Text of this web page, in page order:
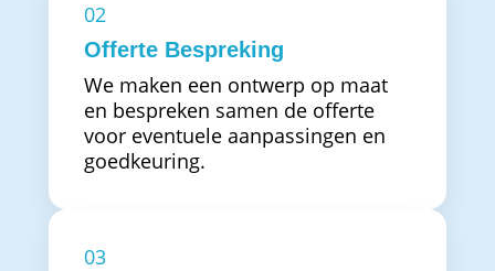
02
Offerte Bespreking
We maken een ontwerp op maat
en bespreken samen de offerte
voor eventuele aanpassingen en
goedkeuring.
03